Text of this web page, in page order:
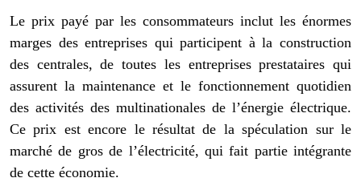
Le prix payé par les consommateurs inclut les énormes
marges des entreprises qui participent à la construction
des centrales, de toutes les entreprises prestataires qui
assurent la maintenance et le fonctionnement quotidien
des activités des multinationales de l’énergie électrique.
Ce prix est encore le résultat de la spéculation sur le
marché de gros de l’électricité, qui fait partie intégrante
de cette économie.